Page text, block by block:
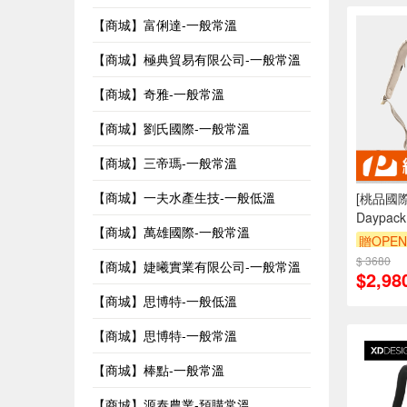
【商城】富俐達-一般常溫
【商城】極典貿易有限公司-一般常溫
【商城】奇雅-一般常溫
【商城】劉氏國際-一般常溫
【商城】三帝瑪-一般常溫
【商城】一夫水產生技-一般低溫
【商城】萬雄國際-一般常溫
【商城】婕曦實業有限公司-一般常溫
【商城】思博特-一般低溫
【商城】思博特-一般常溫
【商城】棒點-一般常溫
[桃品國
牙灰
贈
$ 3680